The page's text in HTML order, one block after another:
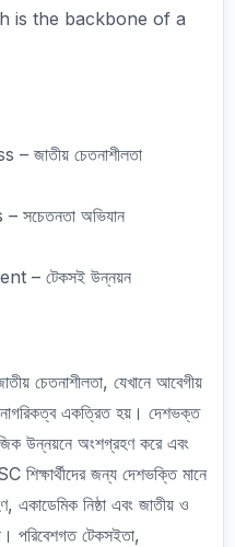
is the backbone of a
চেতনাশীলতা
অভিযান
– টেকসই উন্নয়ন
চেতনাশীলতা, যেখানে আবেগীয়
নাগরিকত্ব একত্রিত হয়। দেশভক্ত
উন্নয়নে অংশগ্রহণ করে এবং
জন্য দেশভক্তি মানে
নিষ্ঠা এবং জাতীয় ও
পরিবেশগত টেকসইতা,